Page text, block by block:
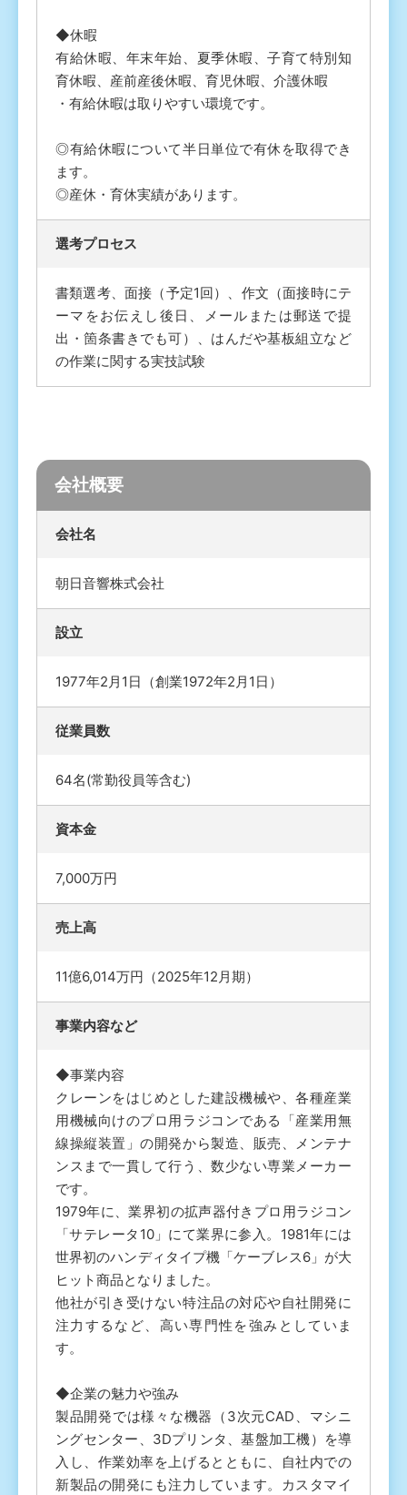
◆休暇
有給休暇、年末年始、夏季休暇、子育て特別知
育休暇、産前産後休暇、育児休暇、介護休暇
・有給休暇は取りやすい環境です。
◎有給休暇について半日単位で有休を取得でき
ます。
◎産休・育休実績があります。
選考プロセス
書類選考、面接（予定1回）、作文（面接時にテ
ーマをお伝えし後日、メールまたは郵送で提
出・箇条書きでも可）、はんだや基板組立など
の作業に関する実技試験
会社概要
会社名
朝日音響株式会社
設立
1977年2月1日（創業1972年2月1日）
従業員数
64名(常勤役員等含む)
資本金
7,000万円
売上高
11億6,014万円（2025年12月期）
事業内容など
◆事業内容
クレーンをはじめとした建設機械や、各種産業
用機械向けのプロ用ラジコンである「産業用無
線操縦装置」の開発から製造、販売、メンテナ
ンスまで一貫して行う、数少ない専業メーカー
です。
1979年に、業界初の拡声器付きプロ用ラジコン
「サテレータ10」にて業界に参入。1981年には
世界初のハンディタイプ機「ケーブレス6」が大
ヒット商品となりました。
他社が引き受けない特注品の対応や自社開発に
注力するなど、高い専門性を強みとしていま
す。
◆企業の魅力や強み
製品開発では様々な機器（3次元CAD、マシニ
ングセンター、3Dプリンタ、基盤加工機）を導
入し、作業効率を上げるとともに、自社内での
新製品の開発にも注力しています。カスタマイ